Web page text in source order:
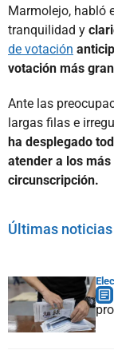
Marmolejo, habló
tranquilidad y
de votación
votación más
Ante las
largas filas e
ha desplegado
atender a los
circunscripción.
Últimas noticias